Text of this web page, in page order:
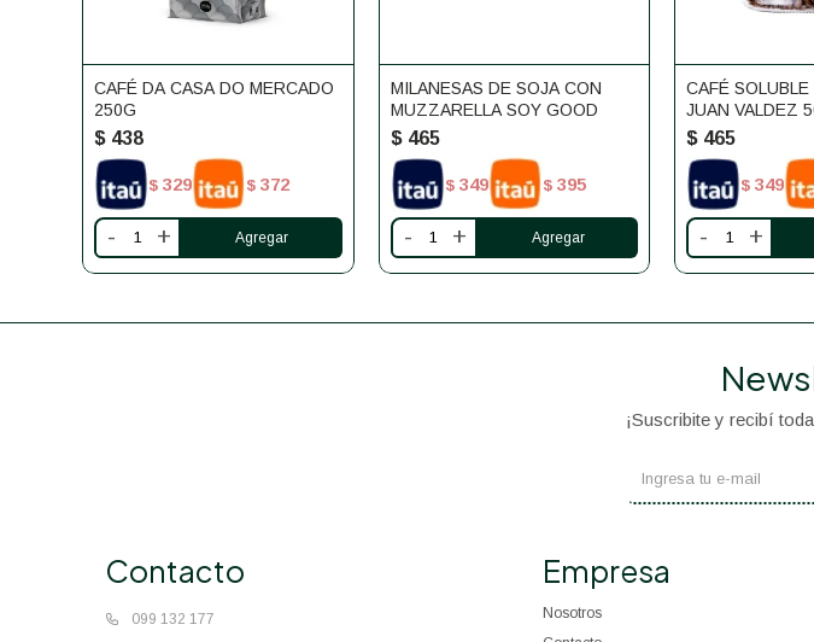
CAFÉ DA CASA DO MERCADO
250G
$ 438
$ 329 $ 372
- +
MILANESAS DE SOJA CON
MUZZARELLA SOY GOOD
$ 465
$ 349 $ 395
- +
CAFÉ SOLUBLE
JUAN VALDEZ
$ 465
$ 349
- +
Contacto
099 132 177
Empresa
Nosotros
¡Suscribite y recibí